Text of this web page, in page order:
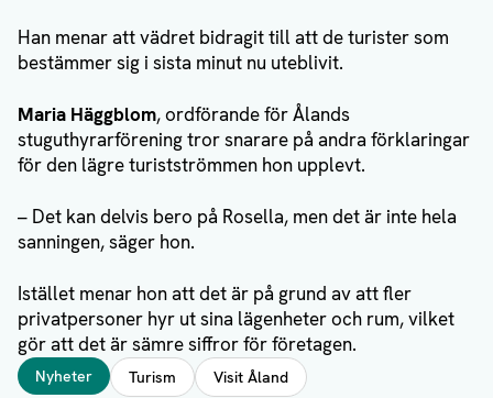
Han menar att vädret bidragit till att de turister som
bestämmer sig i sista minut nu uteblivit.
Maria Häggblom, ordförande för Ålands
stuguthyrarförening tror snarare på andra förklaringar
för den lägre turistströmmen hon upplevt.
– Det kan delvis bero på Rosella, men det är inte hela
sanningen, säger hon.
Istället menar hon att det är på grund av att fler
privatpersoner hyr ut sina lägenheter och rum, vilket
gör att det är sämre siffror för företagen.
Taggar
Nyheter Turism Visit Åland